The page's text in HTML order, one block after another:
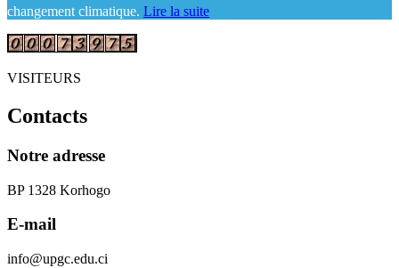
changement climatique. Lire la suite
VISITEURS
Contacts
Notre adresse
BP 1328 Korhogo
E-mail
info@upgc.edu.ci